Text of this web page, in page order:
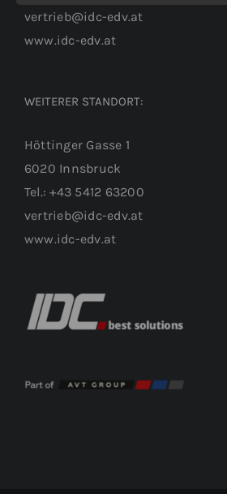
vertrieb@idc-edv.at
www.idc-edv.at
WEITERER STANDORT:
Höttinger Gasse 1
6020 Innsbruck
Tel.: +43 5412 63200
vertrieb@idc-edv.at
www.idc-edv.at